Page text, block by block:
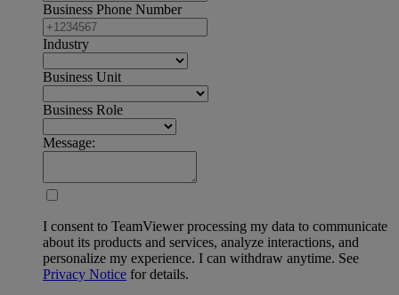
Business Phone Number
Industry
Business Unit
Business Role
Message:
I consent to TeamViewer processing my data to communicate
about its products and services, analyze interactions, and
personalize my experience. I can withdraw anytime. See
Privacy Notice for details.